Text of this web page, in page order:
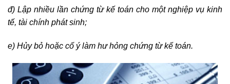
đ) Lập nhiều lần chứng từ kế toán cho một nghiệp vụ kinh
tế, tài chính phát sinh;
e) Hủy bỏ hoặc cố ý làm hư hỏng chứng từ kế toán.